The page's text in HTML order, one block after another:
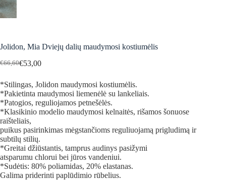
Jolidon, Mia Dviejų dalių maudymosi kostiumėlis
€66,60Original
was:
€66,60.
€53,00
Current
is:
€53,00.
*Stilingas, Jolidon maudymosi kostiumėlis.
*Pakietinta maudymosi liemenėlė su lankeliais.
*Patogios, reguliojamos petnešėlės.
*Klasikinio modelio maudymosi kelnaitės, rišamos šonuose
raišteliais,
puikus pasirinkimas mėgstančioms reguliuojamą prigludimą ir
subtilų stilių.
*Greitai džiūstantis, tamprus audinys pasižymi
atsparumu chlorui bei jūros vandeniui.
*Sudėtis: 80% poliamidas, 20% elastanas.
Galima priderinti paplūdimio rūbelius.